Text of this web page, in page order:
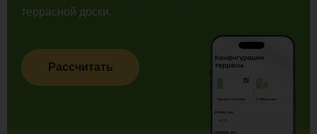
террасной доски.
Рассчитать